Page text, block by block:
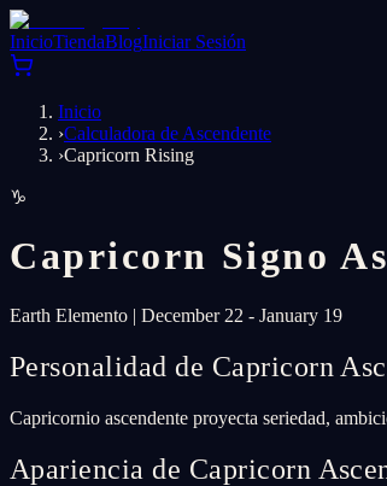
InicioTiendaBlogIniciar Sesión
Inicio
›Calculadora de Ascendente
›Capricorn Rising
♑
Capricorn Signo
Earth Elemento | December 22 - January 19
Personalidad de Capricorn
Capricornio ascendente proyecta seriedad,
Apariencia de Capricorn